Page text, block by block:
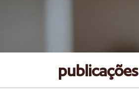
publicações